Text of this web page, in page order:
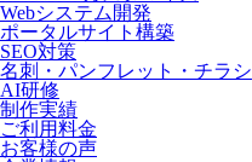
Webシステム開発
ポータルサイト構築
SEO対策
名刺・パンフレット・チラシ
AI研修
制作実績
ご利用料金
お客様の声